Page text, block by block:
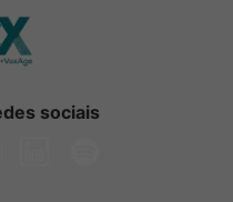
sociais